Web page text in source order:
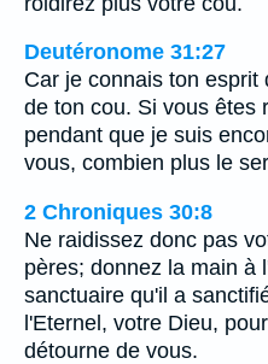
Deutéronome 31:27
Car je connais ton
de ton cou. Si vous êtes
pendant que je suis
vous, combien plus le
2 Chroniques 30:8
Ne raidissez donc pas
pères; donnez la main à
sanctuaire qu'il a
l'Eternel, votre Dieu,
détourne de vous.